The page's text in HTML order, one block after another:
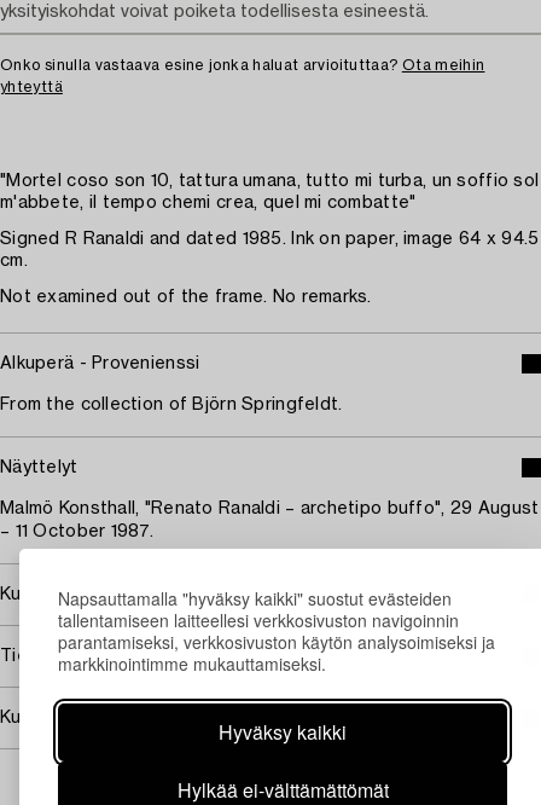
Napsauttamalla "hyväksy kaikki" suostut evästeiden
tallentamiseen laitteellesi verkkosivuston navigoinnin
parantamiseksi, verkkosivuston käytön analysoimiseksi ja
markkinointimme mukauttamiseksi.
Hyväksy kaikki
Hylkää ei-välttämättömät
Onko sinulla vastaava esine jonka haluat arvioituttaa? Ota meihin
yhteyttä
"Mortel coso son 10, tattura umana, tutto mi turba, un soffio sol
m'abbete, il tempo chemi crea, quel mi combatte"
Signed R Ranaldi and dated 1985. Ink on paper, image 64 x 94.5
cm.
Not examined out of the frame. No remarks.
Alkuperä - Provenienssi
From the collection of Björn Springfeldt.
Näyttelyt
Malmö Konsthall, "Renato Ranaldi – archetipo buffo", 29 August
– 11 October 1987.
Kuuluu jälleenmyyntikorvauksen piiriin
Tietoa ostamisesta
Kuvan käyttöoikeudet
yksityiskohdat voivat poiketa todellisesta esineestä.